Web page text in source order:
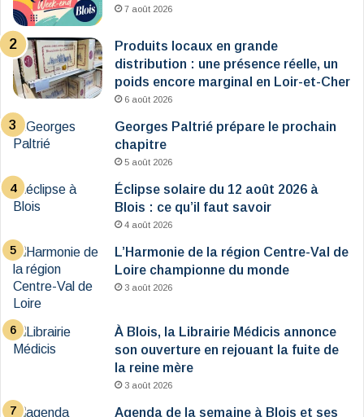
7 août 2026
Produits locaux en grande
distribution : une présence réelle, un
poids encore marginal en Loir-et-Cher
6 août 2026
Georges Paltrié prépare le prochain
chapitre
5 août 2026
Éclipse solaire du 12 août 2026 à
Blois : ce qu’il faut savoir
4 août 2026
L’Harmonie de la région Centre-Val de
Loire championne du monde
3 août 2026
À Blois, la Librairie Médicis annonce
son ouverture en rejouant la fuite de
la reine mère
3 août 2026
Agenda de la semaine à Blois et ses